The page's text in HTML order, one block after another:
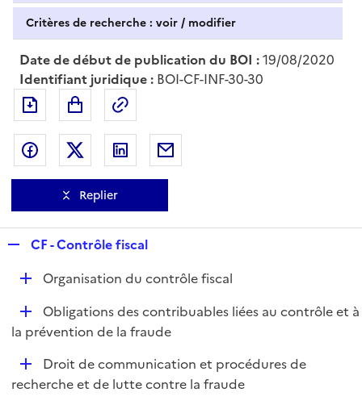
Critères de recherche : voir / modifier
Date de début de publication du BOI :19/08/2020
Identifiant juridique : BOI-CF-INF-30-30
Exporter le document au format pdf
Partager sur Facebook
Partager sur Twitter
Partager sur LinkedIn
Replier
p
l
i
e
r
CF - Contrôle fiscal
D
l
r
Organisation du contrôle fiscal
D
é
i
Obligations des contribuables liées au contrôle et à
la prévention de la fraude
D
é
Droit de communication et procédures de
recherche et de lutte contre la fraude